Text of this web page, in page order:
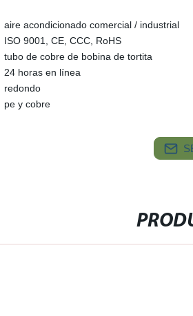
aire acondicionado comercial / industrial
ISO 9001, CE, CCC, RoHS
tubo de cobre de bobina de tortita
24 horas en línea
redondo
pe y cobre